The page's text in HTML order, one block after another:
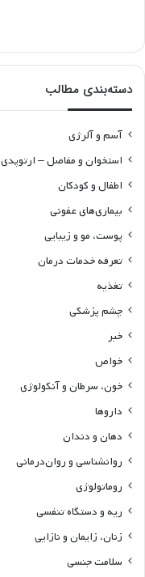
دسته‌بندی مطالب
آسم و آلرژی
استخوان و مفاصل – ارتوپدی
اطفال و کودکان
بیماری‌های عفونی
پوست، مو و زیبایی
تعرفه خدمات درمان
تغذیه
چشم پزشکی
خبر
خواص
خون، سرطان و آنکولوژی
داروها
دهان و دندان
روانشناسی و روان‌درمانی
روماتولوژی
ریه و دستگاه تنفسی
زنان، زایمان و نازایی
سلامت جنسی